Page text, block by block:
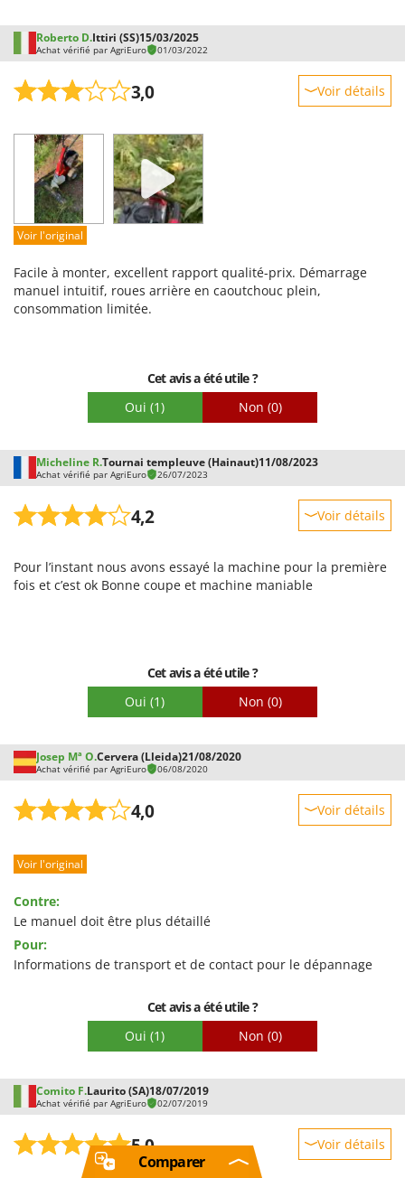
Roberto D.Ittiri (SS)15/03/2025
Achat vérifié par AgriEuro 01/03/2022
3,0 Voir détails
Prestations
Facilité d'utilisation
Qualité / Prix
Facilité de montage
Voir l'original
Facile à monter, excellent rapport qualité-prix. Démarrage
manuel intuitif, roues arrière en caoutchouc plein,
consommation limitée.
Cet avis a été utile ?
Oui (1) Non (0)
Micheline R.Tournai templeuve (Hainaut)11/08/2023
Achat vérifié par AgriEuro 26/07/2023
4,2 Voir détails
Prestations
Pour l’instant nous avons essayé la machine pour la première
fois et c’est ok Bonne coupe et machine maniable
Cet avis a été utile ?
Oui (1) Non (0)
Josep Mª O.Cervera (Lleida)21/08/2020
Achat vérifié par AgriEuro 06/08/2020
4,0 Voir détails
Prestations
Qualité / Prix
Facilité de montage
Emballage
Voir l'original
Contre:
Le manuel doit être plus détaillé
Pour:
Informations de transport et de contact pour le dépannage
Cet avis a été utile ?
Oui (1) Non (0)
Comito F.Laurito (SA)18/07/2019
Achat vérifié par AgriEuro 02/07/2019
5,0 Voir détails
Comparer